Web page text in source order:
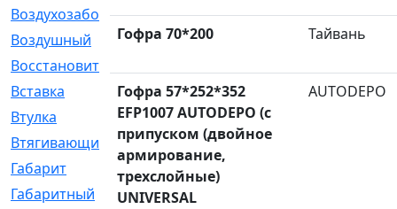
Воздухозаборник
[2]
Воздушный
[1]
Восстановительный
Вставка
[168]
Втулка
[1875]
Втягивающий
[22]
Габарит
[286]
Габаритный
[6]
Гофра 70*200 Тайвань
Гофра 57*252*352
EFP1007 AUTODEPO (с
припуском (двойное
армирование,
трехслойные)
UNIVERSAL
AUTODEPO